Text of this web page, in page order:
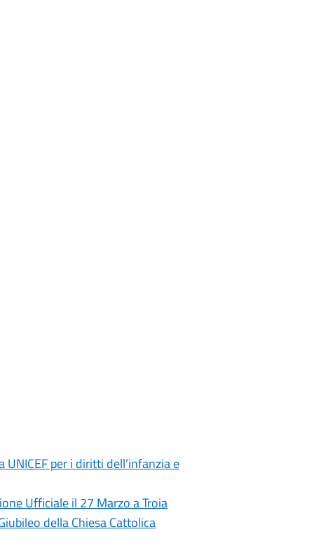
per i diritti dell’infanzia e
Ufficiale il 27 Marzo a Troia
della Chiesa Cattolica